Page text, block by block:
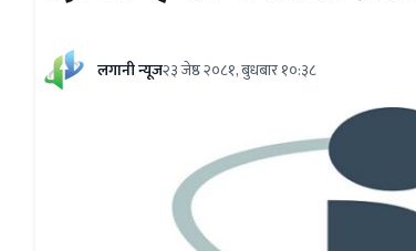
लगानी न्यूज२३ जेष्ठ २०८१, बुधबार १०:३८